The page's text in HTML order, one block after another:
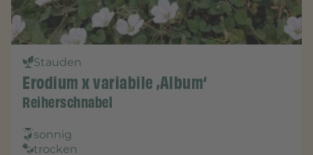
Stauden
Erodium x variabile ‚Album‘
Reiherschnabel
sonnig
trocken